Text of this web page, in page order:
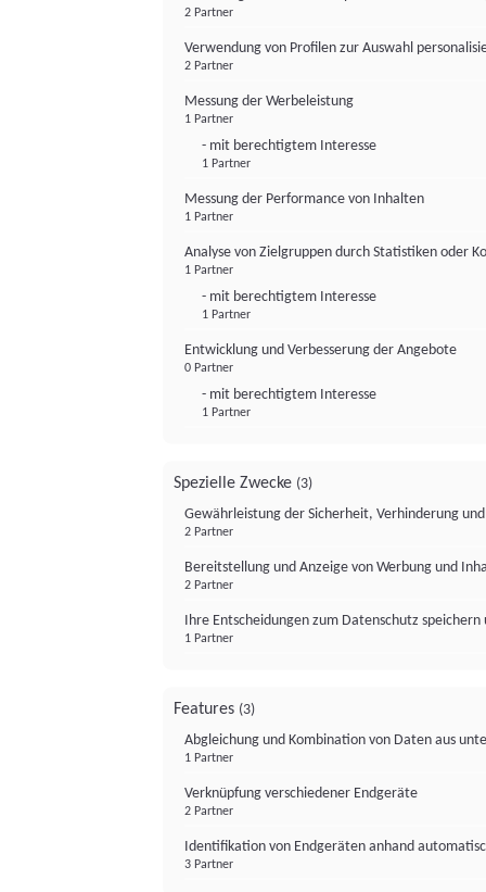
2 Partner
Verwendung von Profilen zur Auswahl
2 Partner
Messung der Werbeleistung
1 Partner
- mit berechtigtem Interesse
1 Partner
Messung der Performance von Inhalten
1 Partner
Analyse von Zielgruppen durch Statistiken oder
1 Partner
- mit berechtigtem Interesse
1 Partner
Entwicklung und Verbesserung der Angebote
0 Partner
- mit berechtigtem Interesse
1 Partner
Spezielle Zwecke (3)
Gewährleistung der Sicherheit, Verhinderung
2 Partner
Bereitstellung und Anzeige von Werbung und
2 Partner
Ihre Entscheidungen zum Datenschutz
1 Partner
Features (3)
Abgleichung und Kombination von Daten aus
1 Partner
Verknüpfung verschiedener Endgeräte
2 Partner
Identifikation von Endgeräten anhand
3 Partner